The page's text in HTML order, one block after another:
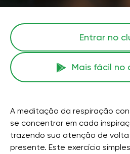
Entrar no
Mais fácil no
A meditação da respiração
se concentrar em cada
trazendo sua atenção de
presente. Este exercício